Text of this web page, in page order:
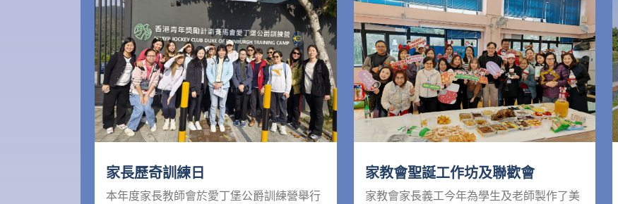
家長歷奇訓練日
本年度家長教師會於愛丁堡公爵訓練營舉行
家教會聖誕工作坊及聯歡會
家教會家長義工今年為學生及老師製作了美